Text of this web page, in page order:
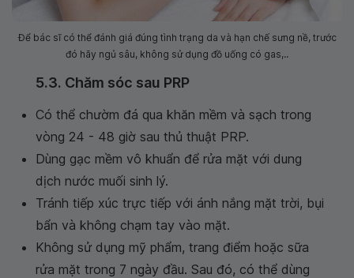
Để bác sĩ có thể đánh giá đúng tình trạng da và hạn chế sưng nề, trước
đó hãy ngủ sâu, không sử dụng đồ uống có gas,..
5.3. Chăm sóc sau PRP
Có thể chườm đá qua khăn mềm và sạch trong
vòng 24 - 48 giờ sau thủ thuật PRP.
Dùng gạc mềm vô khuẩn để rửa mặt với dung
dịch nước muối sinh lý.
Tránh tiếp xúc trực tiếp với ánh nắng mặt trời, bụi
bẩn và không chạm tay vào mặt.
Không sử dụng mỹ phẩm, trang điểm hoặc sữa
rửa mặt trong 7 ngày đầu. Sau đó, có thể dùng